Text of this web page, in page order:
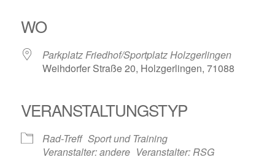
WO
Parkplatz Friedhof/Sportplatz Holzgerlingen
Weihdorfer Straße 20, Holzgerlingen, 71088
VERANSTALTUNGSTYP
Rad-Treff Sport und Training
Veranstalter: andere Veranstalter: RSG